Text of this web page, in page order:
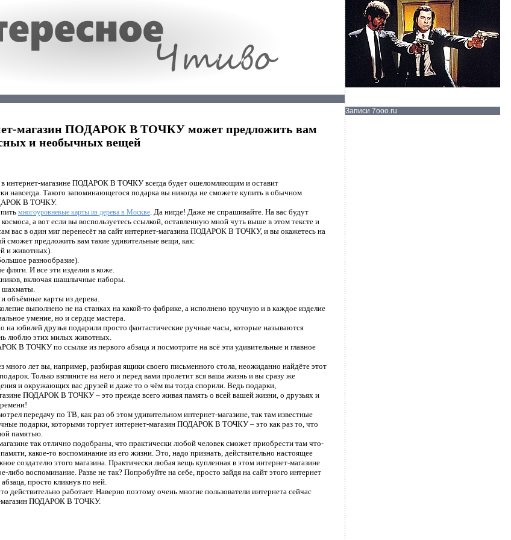
магазин ПОДАРОК В ТОЧКУ может предложить вам
и необычных вещей
интернет-магазине ПОДАРОК В ТОЧКУ всегда будет ошеломляющим и оставит
навсегда. Такого запоминающегося подарка вы никогда не сможете купить в обычном
В ТОЧКУ.
многоуровневые карты из дерева в Москве. Да нигде! Даже не спрашивайте. На вас будут
а вот если вы воспользуетесь ссылкой, оставленную мной чуть выше в этом тексте и
вас в один миг перенесёт на сайт интернет-магазина ПОДАРОК В ТОЧКУ, и вы окажетесь на
сможет предложить вам такие удивительные вещи, как:
и животных).
разнообразие).
фляги. И все эти изделия в коже.
включая шашлычные наборы.
шахматы.
объёмные карты из дерева.
выполнено не на станках на какой-то фабрике, а исполнено вручную и в каждое изделие
умение, но и сердце мастера.
на юбилей друзья подарили просто фантастические ручные часы, которые называются
люблю этих милых животных.
В ТОЧКУ по ссылке из первого абзаца и посмотрите на всё эти удивительные и главное
много лет вы, например, разбирая ящики своего письменного стола, неожиданно найдёте этот
Только взгляните на него и перед вами пролетит вся ваша жизнь и вы сразу же
и окружающих вас друзей и даже то о чём вы тогда спорили. Ведь подарки,
ПОДАРОК В ТОЧКУ – это прежде всего живая память о всей вашей жизни, о друзьях и
передачу по ТВ, как раз об этом удивительном интернет-магазине, так там известные
подарки, которыми торгует интернет-магазин ПОДАРОК В ТОЧКУ – это как раз то, что
памятью.
так отлично подобраны, что практически любой человек сможет приобрести там что-
какое-то воспоминание из его жизни. Это, надо признать, действительно настоящее
создателю этого магазина. Практически любая вещь купленная в этом интернет-магазине
либо воспоминание. Разве не так? Попробуйте на себе, просто зайдя на сайт этого интернет
просто кликнув по ней.
действительно работает. Наверно поэтому очень многие пользователи интернета сейчас
магазин ПОДАРОК В ТОЧКУ.
Записи 7ooo.ru